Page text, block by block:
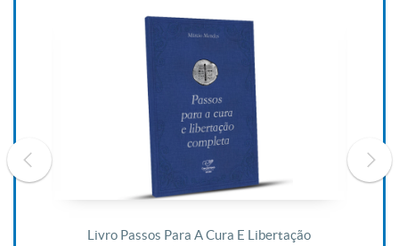
Livro Passos Para A Cura E Libertação